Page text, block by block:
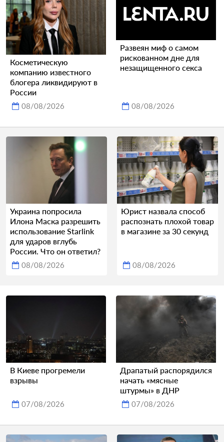
Косметическую
компанию известного
блогера ликвидируют в
России
08/08/2026
Развеян миф о самом
рискованном дне для
незащищенного секса
08/08/2026
Украина попросила
Илона Маска разрешить
использование Starlink
для ударов вглубь
России. Что он ответил?
08/08/2026
Юрист назвала способ
распознать плохой товар
в магазине за 30 секунд
08/08/2026
В Киеве прогремели
взрывы
07/08/2026
Драпатый распорядился
начать «мясные
штурмы» в ДНР
07/08/2026